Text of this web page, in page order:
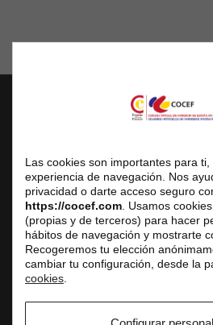
Sede Social
3 avenue de l’Opéra, 75001 Paris
Centro de Negocios
Atención al público únicamente
Tel. fijo: +33 (0) 1 42 61 33 10
E-mail:
www.cocef.com
www.empleofrancia.com
Las cookies son importantes para ti,
experiencia de navegación. Nos
privacidad o darte acceso seguro
https://cocef.com . Usamos
(propias y de terceros) para hacer
hábitos de navegación y mostrarte
Recogeremos tu elección
cambiar tu configuración, desde la
cookies